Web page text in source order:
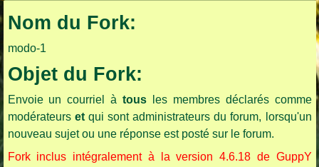
Nom du Fork:
modo-1
Objet du Fork:
Envoie un courriel à tous les membres déclarés comme
modérateurs etqui sont administrateurs du forum, lorsqu'un
nouveau sujet ou une réponse est posté sur le forum.
Fork inclus intégralement à la version 4.6.18 de GuppY